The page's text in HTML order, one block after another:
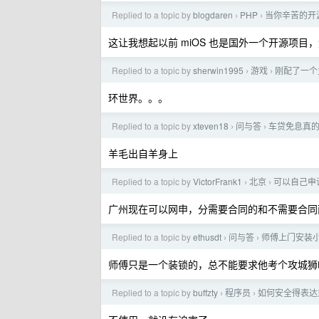
Replied to a topic byblogdaren › PHP › 当你辛苦的
这让我想起以前 miOS 也是国外一个开源项目
Replied to a topic bysherwin1995 › 游戏 › 刚配了一
环世界。。。
Replied to a topic byxteven18 › 问与答 › 车贷免息真
羊毛出自羊身上
Replied to a topic byVictorFrank1 › 北京 › 可以自己申
广州现在可以网申，分需要合同的和不需要合
Replied to a topic byethusdt › 问与答 › 师傅上门安装
师傅只是一个装锁的，总不能要求他考个攻城
Replied to a topic bybuffzty › 程序员 › 如何安全得表